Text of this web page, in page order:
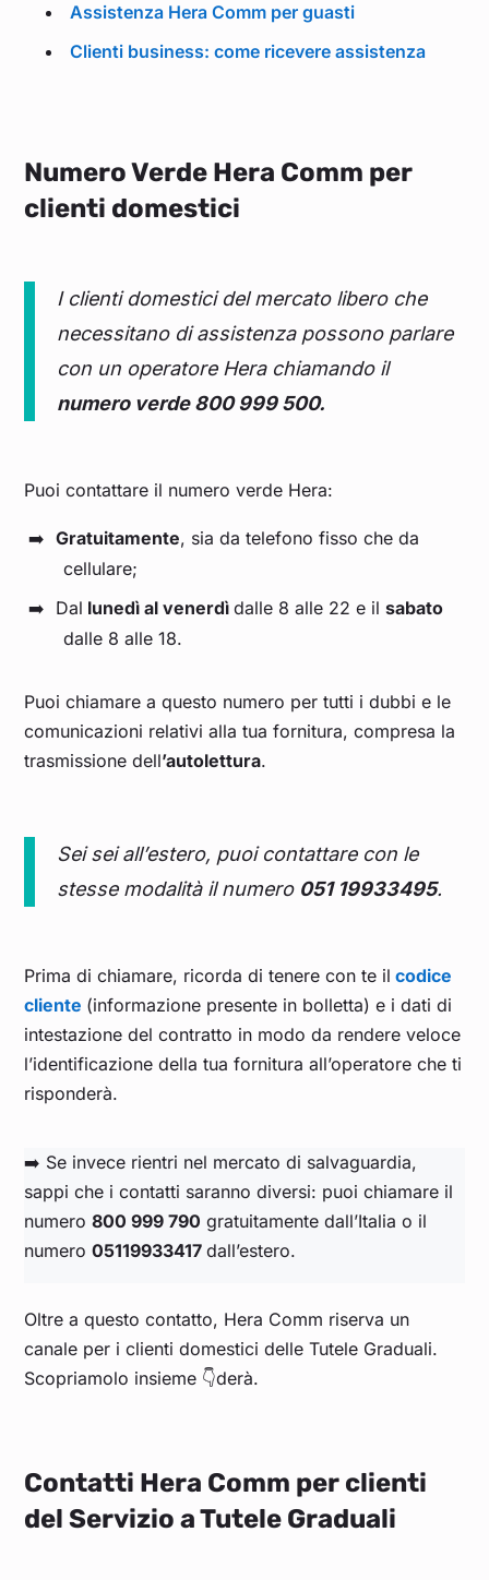
Assistenza Hera Comm per guasti
Clienti business: come ricevere assistenza
Numero Verde Hera Comm per
clienti domestici
I clienti domestici del mercato libero che
necessitano di assistenza possono parlare
con un operatore Hera chiamando il
numero verde 800 999 500.
Puoi contattare il numero verde Hera:
Gratuitamente, sia da telefono fisso che da
cellulare;
Dal lunedì al venerdì dalle 8 alle 22 e il sabato
dalle 8 alle 18.
Puoi chiamare a questo numero per tutti i dubbi e le
comunicazioni relativi alla tua fornitura, compresa la
trasmissione dell’autolettura.
Sei sei all’estero, puoi contattare con le
stesse modalità il numero 051 19933495.
Prima di chiamare, ricorda di tenere con te il codice
cliente (informazione presente in bolletta) e i dati di
intestazione del contratto in modo da rendere veloce
l’identificazione della tua fornitura all’operatore che ti
risponderà.
➡️ Se invece rientri nel mercato di salvaguardia,
sappi che i contatti saranno diversi: puoi chiamare il
numero800 999 790 gratuitamente dall’Italia o il
numero05119933417dall’estero.
Oltre a questo contatto, Hera Comm riserva un
canale per i clienti domestici delle Tutele Graduali.
Scopriamolo insieme 👇derà.
Contatti Hera Comm per clienti
del Servizio a Tutele Graduali